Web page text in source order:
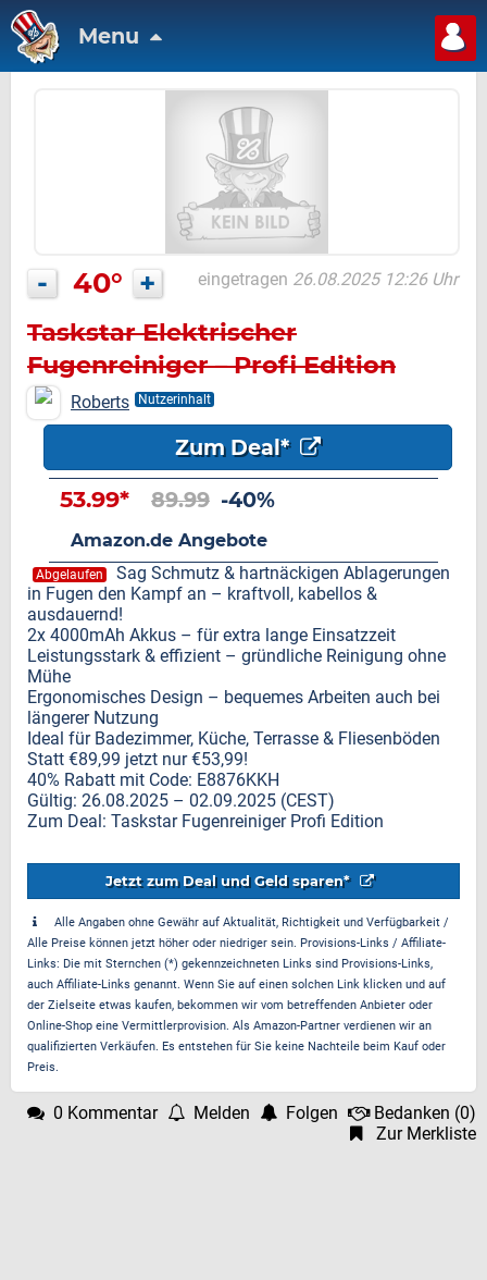
Menu
- 40° + eingetragen 26.08.2025 12:26 Uhr
Taskstar Elektrischer
Fugenreiniger – Profi Edition
Roberts Nutzerinhalt
Zum Deal*
53.99* 89.99 -40%
Amazon.de Angebote
Abgelaufen
Sag Schmutz & hartnäckigen Ablagerungen
in Fugen den Kampf an – kraftvoll, kabellos &
ausdauernd!
2x 4000mAh Akkus – für extra lange Einsatzzeit
Leistungsstark & effizient – gründliche Reinigung ohne
Mühe
Ergonomisches Design – bequemes Arbeiten auch bei
längerer Nutzung
Ideal für Badezimmer, Küche, Terrasse & Fliesenböden
Statt €89,99 jetzt nur €53,99!
40% Rabatt mit Code: E8876KKH
Gültig: 26.08.2025 – 02.09.2025 (CEST)
Zum Deal: Taskstar Fugenreiniger Profi Edition
Jetzt zum Deal und Geld sparen*
Alle Angaben ohne Gewähr auf Aktualität, Richtigkeit und Verfügbarkeit /
Alle Preise können jetzt höher oder niedriger sein. Provisions-Links / Affiliate-
Links: Die mit Sternchen (*) gekennzeichneten Links sind Provisions-Links,
auch Affiliate-Links genannt. Wenn Sie auf einen solchen Link klicken und auf
der Zielseite etwas kaufen, bekommen wir vom betreffenden Anbieter oder
Online-Shop eine Vermittlerprovision. Als Amazon-Partner verdienen wir an
qualifizierten Verkäufen. Es entstehen für Sie keine Nachteile beim Kauf oder
Preis.
0 Kommentar Melden Folgen Bedanken (0)
Zur Merkliste